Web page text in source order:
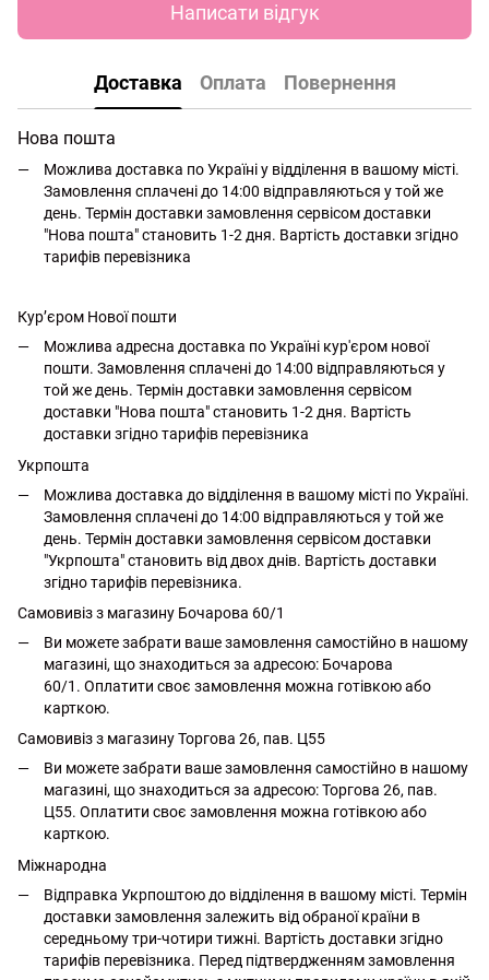
Написати відгук
Доставка Оплата Повернення
Нова пошта
Можлива доставка по Україні у відділення в вашому місті.
Замовлення сплачені до 14:00 відправляються у той же
день. Термін доставки замовлення сервісом доставки
"Нова пошта" становить 1-2 дня. Вартість доставки згідно
тарифів перевізника
Кур’єром Нової пошти
Можлива адресна доставка по Україні кур'єром нової
пошти. Замовлення сплачені до 14:00 відправляються у
той же день. Термін доставки замовлення сервісом
доставки "Нова пошта" становить 1-2 дня. Вартість
доставки згідно тарифів перевізника
Укрпошта
Можлива доставка до відділення в вашому місті по Україні.
Замовлення сплачені до 14:00 відправляються у той же
день. Термін доставки замовлення сервісом доставки
"Укрпошта" становить від двох днів. Вартість доставки
згідно тарифів перевізника.
Самовивіз з магазину Бочарова 60/1
Ви можете забрати ваше замовлення самостійно в нашому
магазині, що знаходиться за адресою: Бочарова
60/1. Оплатити своє замовлення можна готівкою або
карткою.
Самовивіз з магазину Торгова 26, пав. Ц55
Ви можете забрати ваше замовлення самостійно в нашому
магазині, що знаходиться за адресою: Торгова 26, пав.
Ц55. Оплатити своє замовлення можна готівкою або
карткою.
Міжнародна
Відправка Укрпоштою до відділення в вашому місті. Термін
доставки замовлення залежить від обраної країни в
середньому три-чотири тижні. Вартість доставки згідно
тарифів перевізника. Перед підтвердженням замовлення